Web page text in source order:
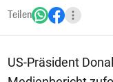
Teilen
US-Präsident